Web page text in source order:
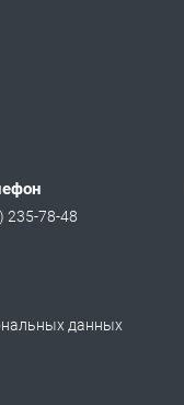
235-78-48
данных